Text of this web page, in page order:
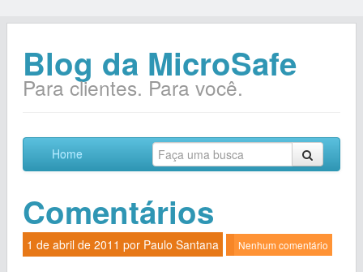
Blog da MicroSafe
Para clientes. Para você.
Home
Comentários
1 de abril de 2011 por Paulo Santana Nenhum comentário